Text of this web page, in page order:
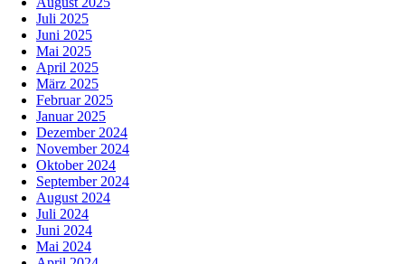
Juli 2025
Juni 2025
Mai 2025
April 2025
März 2025
Februar 2025
Januar 2025
Dezember 2024
November 2024
Oktober 2024
September 2024
August 2024
Juli 2024
Juni 2024
Mai 2024